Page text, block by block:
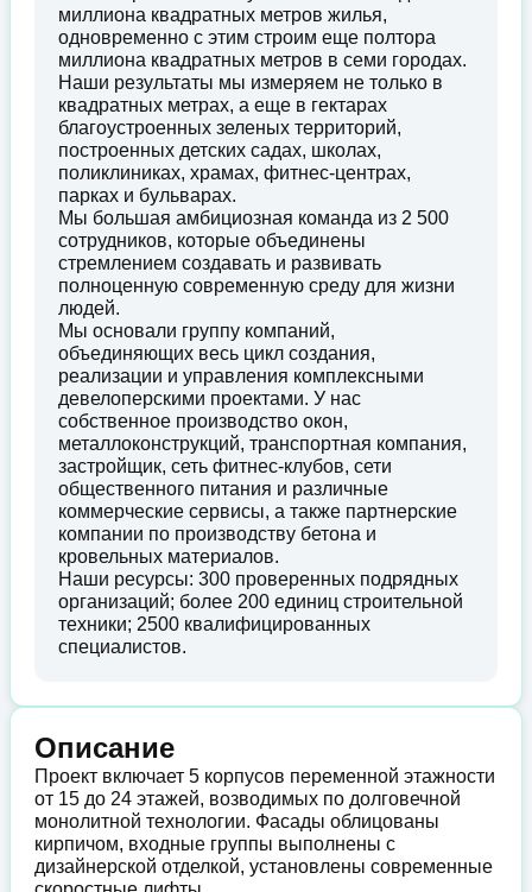
миллиона квадратных метров жилья,
одновременно с этим строим еще полтора
миллиона квадратных метров в семи городах.
Наши результаты мы измеряем не только в
квадратных метрах, а еще в гектарах
благоустроенных зеленых территорий,
построенных детских садах, школах,
поликлиниках, храмах, фитнес-центрах,
парках и бульварах.
Мы большая амбициозная команда из 2 500
сотрудников, которые объединены
стремлением создавать и развивать
полноценную современную среду для жизни
людей.
Мы основали группу компаний,
объединяющих весь цикл создания,
реализации и управления комплексными
девелоперскими проектами. У нас
собственное производство окон,
металлоконструкций, транспортная компания,
застройщик, сеть фитнес-клубов, сети
общественного питания и различные
коммерческие сервисы, а также партнерские
компании по производству бетона и
кровельных материалов.
Наши ресурсы: 300 проверенных подрядных
организаций; более 200 единиц строительной
техники; 2500 квалифицированных
специалистов.
Описание
Проект включает 5 корпусов переменной этажности
от 15 до 24 этажей, возводимых по долговечной
монолитной технологии. Фасады облицованы
кирпичом, входные группы выполнены с
дизайнерской отделкой, установлены современные